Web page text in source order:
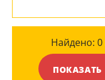
ЦВЕТ ПЛАФОНОВ
Белый(2)
Найдено: 0
ПОКАЗАТЬ